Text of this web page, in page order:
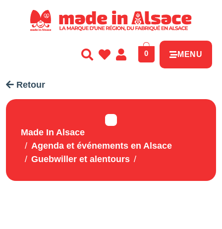
0 MENU
Retour
Made In Alsace
Agenda et événements en Alsace
Guebwiller et alentours